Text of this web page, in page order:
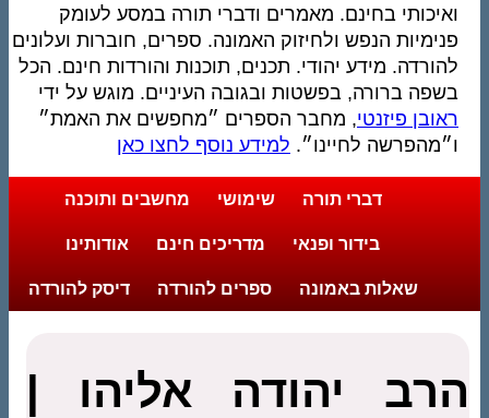
ואיכותי בחינם. מאמרים ודברי תורה במסע לעומק
פנימיות הנפש ולחיזוק האמונה. ספרים, חוברות ועלונים
להורדה. מידע יהודי. תכנים, תוכנות והורדות חינם. הכל
בשפה ברורה, בפשטות ובגובה העיניים. מוגש על ידי
ראובן פיזנטי, מחבר הספרים ״מחפשים את האמת״
ו״מהפרשה לחיינו״. למידע נוסף לחצו כאן
דברי תורה שימושי מחשבים ותוכנה
בידור ופנאי מדריכים חינם אודותינו
שאלות באמונה ספרים להורדה דיסק להורדה
הרב יהודה אליהו |